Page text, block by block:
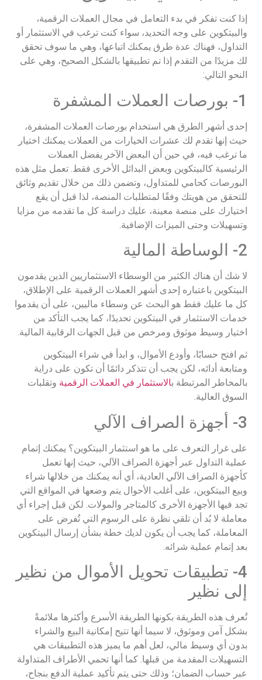
إذا كنت تفكر في بدء التعامل في مجال العملات الرقمية،
والبيتكوين على وجه التحديد، سواء كنت ترغب في الاستثمار أو
التداول، فهناك عدة طرق يمكنك اتباعها، وهي ما سوف تحقق
لك مزيدًا من التقدم إذا تم تطبيقها بالشكل الصحيح، وهي على
النحو التالي:
1- بورصات العملات المشفرة
إحدى أشهر الطرق هي استخدام بورصات العملات المشفرة،
حيث إنها تقدم لك عشرات الخيارات من العملات يمكنك اختيار
ما ترغب فيه، في حين أن البعض الآخر يفضل العملات
الرئيسية كالبيتكوين وبعض البدائل الأخرى فقط. تعمل مثل هذه
البورصات كحامي للمتداول، وتضمن ذلك من خلال تقديم وثائق
للتحقق من هويتك وفقًا لمتطلبات المنصة، لذا قبل أن يقع
اختيارك على منصة معينة، عليك دراسة كل ما تقدمه من مزايا
وتسهيلات وحتى الميزات الإضافية.
2- الوساطة المالية
لا شك أن هناك الكثير من الوسطاء الاستثماريين الذين يقدمون
البيتكوين باعتباره إحدى أشهر العملات الرقمية على الإطلاق،
كل ما عليك فقط هو البحث عن وسطاء ماليين، على أن يقدموا
خدمات الاستثمار في البيتكوين تحديدًا، كما يجب التأكد من
اختيار وسيط موثوق ومرخص من قبل الجهات الرقابية المالية.
ثم افتح حسابًا، وأودع الأموال، و ابدأ في شراء البيتكوين
ومتابعة أدائه، لكن يجب أن تتذكر دائمًا أن تكون على دراية
بالمخاطر المرتبطة بالاستثمار في العملات الرقمية وتقلبات
السوق العالية.
3- أجهزة الصراف الآلي
على غرار التعرف على ما هو استثمار البيتكوين؟ يمكنك إتمام
عملية التداول عبر أجهزة الصراف الآلي، حيث إنها تعمل
كأجهزة الصراف الآلي العادية، أي أنه يمكنك من خلالها شراء
وبيع البيتكوين، على أغلب الأحوال يتم وضعها في المواقع التي
تجد فيها الأجهزة الأخرى كالمتاجر والمولات. لكن قبل إجراء أي
معاملة لا بُد أن تلقي نظرة على الرسوم التي تُفرض على
المعاملة، كما يجب أن يكون لديك خطة بشأن إرسال البيتكوين
بعد إتمام عملية شرائه.
4- تطبيقات تحويل الأموال من نظير
إلى نظير
تُعرف هذه الطريقة بكونها الطريقة الأسرع وأكثرها ملائمةً
بشكل آمن وموثوق، لا سيما أنها تتيح إمكانية البيع والشراء
بدون أي وسيط مالي، لعل أهم ما يميز هذه التطبيقات هي
التسهيلات المقدمة من قبلها. كما أنها تحمي الأطراف المتداولة
عبر حساب الضمان؛ وذلك حتى يتم تأكيد عملية الدفع بنجاح،